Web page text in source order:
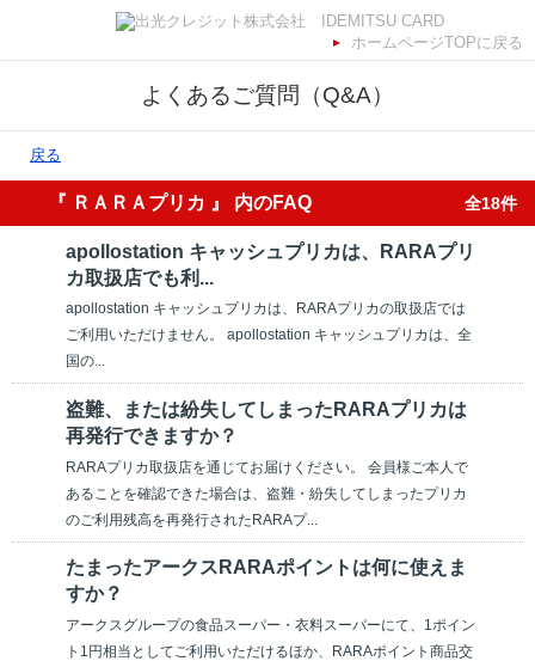
ホームページTOPに戻る
よくあるご質問（Q&A）
戻る
『 ＲＡＲＡプリカ 』 内のFAQ 全18件
apollostation キャッシュプリカは、RARAプリ
カ取扱店でも利...
apollostation キャッシュプリカは、RARAプリカの取扱店では
ご利用いただけません。 apollostation キャッシュプリカは、全
国の...
盗難、または紛失してしまったRARAプリカは
再発行できますか？
RARAプリカ取扱店を通じてお届けください。 会員様ご本人で
あることを確認できた場合は、盗難・紛失してしまったプリカ
のご利用残高を再発行されたRARAプ...
たまったアークスRARAポイントは何に使えま
すか？
アークスグループの食品スーパー・衣料スーパーにて、1ポイン
ト1円相当としてご利用いただけるほか、RARAポイント商品交